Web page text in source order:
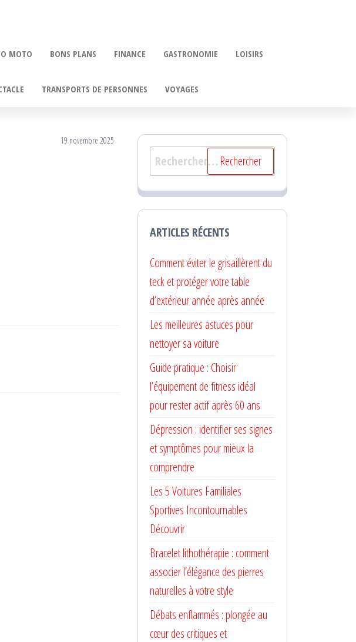
MOTO BONS PLANS FINANCE GASTRONOMIE LOISIRS
TRANSPORTS DE PERSONNES VOYAGES
19 novembre 2025
Rechercher :
ARTICLES RÉCENTS
Comment éviter le grisaillèrent du
teck et protéger votre table
d’extérieur année après année
Les meilleures astuces pour
nettoyer sa voiture
Guide pratique : Choisir
l’équipement de fitness idéal
pour rester actif après 60 ans
Dépression : identifier ses signes
et symptômes pour mieux la
comprendre
Les 5 Voitures Familiales
Sportives Incontournables
Découvrir
Bracelet lithothérapie : comment
associer l’élégance des pierres
naturelles à votre style
Débats enflammés : plongée au
cœur des critiques et